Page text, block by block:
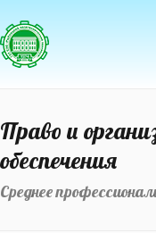
Право и
обеспечения
Среднее